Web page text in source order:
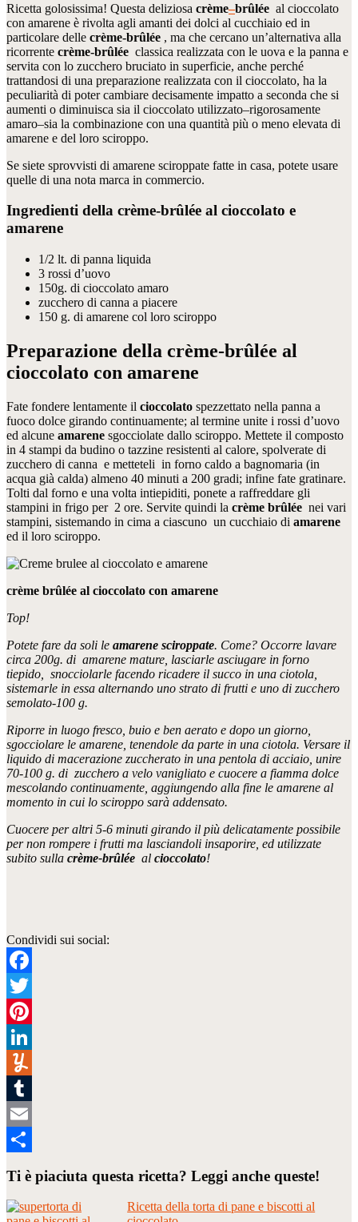
Ricetta golosissima! Questa deliziosa crème–brûlée al cioccolato
con amarene è rivolta agli amanti dei dolci al cucchiaio ed in
particolare delle crème-brûlée , ma che cercano un’alternativa alla
ricorrente crème-brûlée classica realizzata con le uova e la panna e
servita con lo zucchero bruciato in superficie, anche perché
trattandosi di una preparazione realizzata con il cioccolato, ha la
peculiarità di poter cambiare decisamente impatto a seconda che si
aumenti o diminuisca sia il cioccolato utilizzato–rigorosamente
amaro–sia la combinazione con una quantità più o meno elevata di
amarene e del loro sciroppo.
Se siete sprovvisti di amarene sciroppate fatte in casa, potete usare
quelle di una nota marca in commercio.
Ingredienti della crème-brûlée al cioccolato e
amarene
1/2 lt. di panna liquida
3 rossi d’uovo
150g. di cioccolato amaro
zucchero di canna a piacere
150 g. di amarene col loro sciroppo
Preparazione della crème-brûlée al
cioccolato con amarene
Fate fondere lentamente il cioccolato spezzettato nella panna a
fuoco dolce girando continuamente; al termine unite i rossi d’uovo
ed alcune amarene sgocciolate dallo sciroppo. Mettete il composto
in 4 stampi da budino o tazzine resistenti al calore, spolverate di
zucchero di canna e metteteli in forno caldo a bagnomaria (in
acqua già calda) almeno 40 minuti a 200 gradi; infine fate gratinare.
Tolti dal forno e una volta intiepiditi, ponete a raffreddare gli
stampini in frigo per 2 ore. Servite quindi la crème brûlée nei vari
stampini, sistemando in cima a ciascuno un cucchiaio di amarene
ed il loro sciroppo.
crème brûlée al cioccolato con amarene
Top!
Potete fare da soli le amarene sciroppate. Come? Occorre lavare
circa 200g. di amarene mature, lasciarle asciugare in forno
tiepido, snocciolarle facendo ricadere il succo in una ciotola,
sistemarle in essa alternando uno strato di frutti e uno di zucchero
semolato-100 g.
Riporre in luogo fresco, buio e ben aerato e dopo un giorno,
sgocciolare le amarene, tenendole da parte in una ciotola. Versare il
liquido di macerazione zuccherato in una pentola di acciaio, unire
70-100 g. di zucchero a velo vanigliato e cuocere a fiamma dolce
mescolando continuamente, aggiungendo alla fine le amarene al
momento in cui lo sciroppo sarà addensato.
Cuocere per altri 5-6 minuti girando il più delicatamente possibile
per non rompere i frutti ma lasciandoli insaporire, ed utilizzate
subito sulla crème-brûlée al cioccolato!
Condividi sui social:
Facebook
Twitter
Pinterest
LinkedIn
Yummly
Tumblr
Email
Ti è piaciuta questa ricetta? Leggi anche queste!
Ricetta della torta di pane e biscotti al